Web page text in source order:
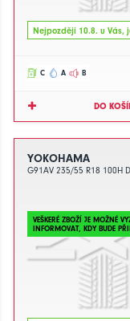
Nejpozději 10.8. u Vás,
C A B
DO
YOKOHAMA
G91AV 235/55 R18 100H
VEŠKERÉ ZBOŽÍ JE MOŽNÉ
INFORMOVAT, KDY BUDE